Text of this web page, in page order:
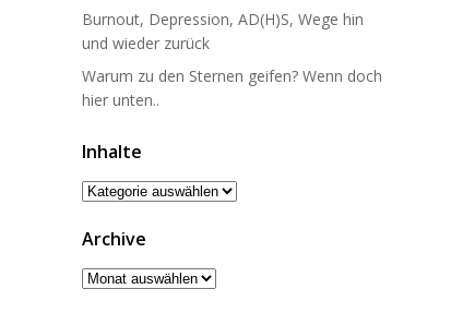
Burnout, Depression, AD(H)S, Wege hin
und wieder zurück
Warum zu den Sternen geifen? Wenn doch
hier unten..
Inhalte
Inhalte
Archive
Archive